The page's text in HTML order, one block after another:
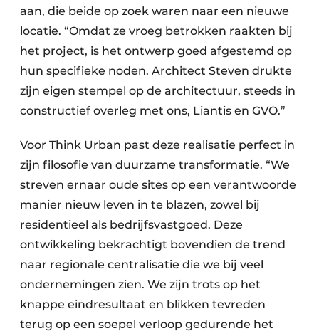
aan, die beide op zoek waren naar een nieuwe
locatie. “Omdat ze vroeg betrokken raakten bij
het project, is het ontwerp goed afgestemd op
hun specifieke noden. Architect Steven drukte
zijn eigen stempel op de architectuur, steeds in
constructief overleg met ons, Liantis en GVO.”
Voor Think Urban past deze realisatie perfect in
zijn filosofie van duurzame transformatie. “We
streven ernaar oude sites op een verantwoorde
manier nieuw leven in te blazen, zowel bij
residentieel als bedrijfsvastgoed. Deze
ontwikkeling bekrachtigt bovendien de trend
naar regionale centralisatie die we bij veel
ondernemingen zien. We zijn trots op het
knappe eindresultaat en blikken tevreden
terug op een soepel verloop gedurende het